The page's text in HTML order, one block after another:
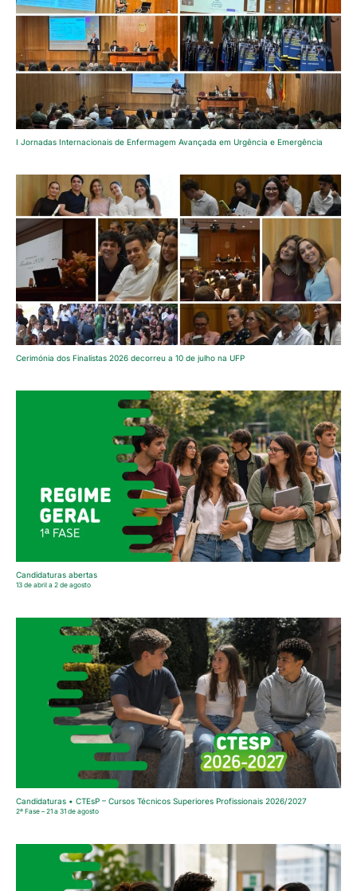
I Jornadas Internacionais de Enfermagem Avançada em Urgência e Emergência
Cerimónia dos Finalistas 2026 decorreu a 10 de julho na UFP
Candidaturas abertas
13 de abril a 2 de agosto
Candidaturas • CTEsP – Cursos Técnicos Superiores Profissionais 2026/2027
2ª Fase – 21 a 31 de agosto